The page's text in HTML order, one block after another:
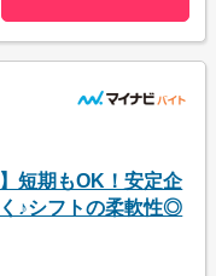
】短期もOK！安定企
♪シフトの柔軟性◎